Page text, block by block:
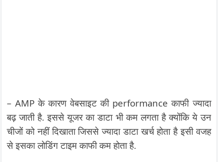
– AMP के कारण वेबसाइट की performance काफी ज्यादा
बढ़ जाती है. इससे यूजर का डाटा भी कम लगता है क्योंकि ये उन
चीजों को नहीं दिखाता जिससे ज्यादा डाटा खर्च होता है इसी वजह
से इसका लोडिंग टाइम काफी कम होता है.